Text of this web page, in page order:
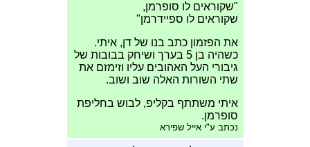
"שקוראים לו סופרמן,
שקוראים לו ספיידרמן"
את הפזמון כתב בנו של דן, איתי.
כשהיה בן 5 בערך ושיחק בבובות של
גיבורי העל האהובים עליו וזימזם את
שתי השורות האלה שוב ושוב.
איתי משתתף בקליפ, לבוש בחליפת
סופרמן.
נכתב ע"י אייל שפירא